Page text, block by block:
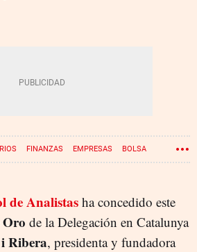
FINANZAS EMPRESAS BOLSA
de Analistas ha concedido este
de la Delegación en Catalunya
Ribera, presidenta y fundadora